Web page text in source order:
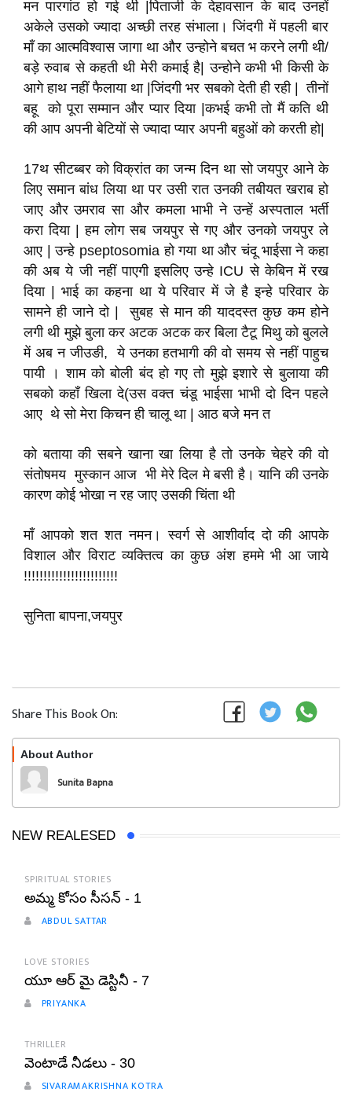
मन पारगांठ हो गई थी |पिताजी के देहावसान के बाद उनहों
अकेले उसको ज्यादा अच्छी तरह संभाला। जिंदगी में पहली बार
माँ का आत्मविश्वास जागा था और उन्होने बचत भ करने लगी थी/
बड़े रुवाब से कहती थी मेरी कमाई है| उन्होने कभी भी किसी के
आगे हाथ नहीं फैलाया था |जिंदगी भर सबको देती ही रही | तीनों
बहू को पूरा सम्मान और प्यार दिया |कभई कभी तो मैं कति थी
की आप अपनी बेटियों से ज्यादा प्यार अपनी बहुओं को करती हो|
17थ सीटब्बर को विक्रांत का जन्म दिन था सो जयपुर आने के
लिए समान बांध लिया था पर उसी रात उनकी तबीयत खराब हो
जाए और उमराव सा और कमला भाभी ने उन्हें अस्पताल भर्ती
करा दिया | हम लोग सब जयपुर से गए और उनको जयपुर ले
आए | उन्हे pseptosomia हो गया था और चंदू भाईसा ने कहा
की अब ये जी नहीं पाएगी इसलिए उन्हे ICU से केबिन में रख
दिया | भाई का कहना था ये परिवार में जे है इन्हे परिवार के
सामने ही जाने दो | सुबह से मान की याददस्त कुछ कम होने
लगी थी मुझे बुला कर अटक अटक कर बिला टैटू मिथु को बुलले
में अब न जीउङी, ये उनका हतभागी की वो समय से नहीं पाहुच
पायी । शाम को बोली बंद हो गए तो मुझे इशारे से बुलाया की
सबको कहाँ खिला दे(उस वक्त चंडू भाईसा भाभी दो दिन पहले
आए थे सो मेरा किचन ही चालू था | आठ बजे मन त
को बताया की सबने खाना खा लिया है तो उनके चेहरे की वो
संतोषमय मुस्कान आज भी मेरे दिल मे बसी है। यानि की उनके
कारण कोई भोखा न रह जाए उसकी चिंता थी
माँ आपको शत शत नमन। स्वर्ग से आशीर्वाद दो की आपके
विशाल और विराट व्यक्तित्व का कुछ अंश हममे भी आ जाये
!!!!!!!!!!!!!!!!!!!!!!!!
सुनिता बापना,जयपुर
Share This Book On:
About Author
Sunita Bapna
NEW REALESED
SPIRITUAL STORIES
అమ్మ కోసం సీసన్ - 1
ABDUL SATTAR
LOVE STORIES
యూ ఆర్ మై డెస్టినీ - 7
PRIYANKA
THRILLER
వెంటాడే నీడలు - 30
SIVARAMAKRISHNA KOTRA